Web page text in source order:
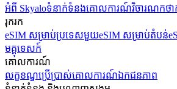
អំពី Skyaloទំនាក់ទំនងគោលការណ៍វិចារណកថា
រុករក
eSIM សម្រាប់ប្រទេសមួយeSIM សម្រាប់តំបន់
មគ្គុទេសក៍
គោលការណ៍
លក្ខខណ្ឌប្រើប្រាស់គោលការណ៍ឯកជនភាព